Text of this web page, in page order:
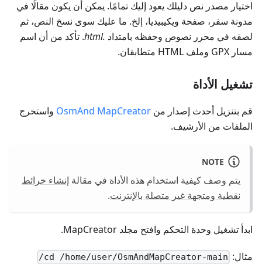
اختيار مصدر نص دليلك يعود إليك تمامًا. يمكن أن يكون مقالًا في
مدونة سفر، صفحة ويكيبيديا، إلخ. ما عليك سوى نسخ النص، ثم
لصقه في محرر نصوص وحفظه بامتداد .html
. تأكد من أن اسم
مسار GPX وملف HTML متطابقان.
تشغيل الأداة
قم بتنزيل أحدث إصدار من OsmAnd MapCreator واستخرج
الملفات من الأرشيف.
NOTE
يتم وصف كيفية استخدام هذه الأداة في مقالة إنشاء خرائط
نقطية ومتجهة غير متصلة بالإنترنت.
ابدأ تشغيل وحدة التحكم وافتح مجلد MapCreator.
مثال: cd /home/user/OsmAndMapCreator-main/